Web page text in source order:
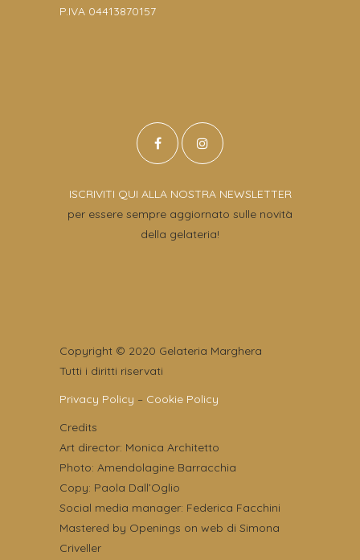
P.IVA 04413870157
ISCRIVITI QUI ALLA NOSTRA NEWSLETTER
per essere sempre aggiornato sulle novità
della gelateria!
Copyright © 2020 Gelateria Marghera
Tutti i diritti riservati
Privacy Policy – Cookie Policy
Credits
Art director: Monica Architetto
Photo: Amendolagine Barracchia
Copy: Paola Dall’Oglio
Social media manager: Federica Facchini
Mastered by Openings on web di Simona
Criveller